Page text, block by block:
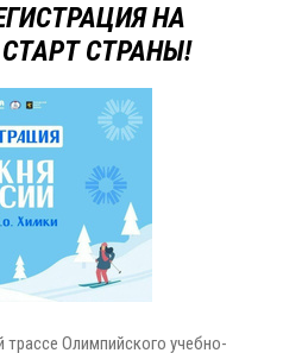
НА
СТРАНЫ!
Олимпийского учебно-